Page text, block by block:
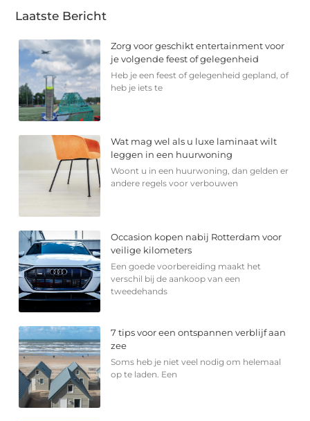
Laatste Bericht
Zorg voor geschikt entertainment voor
je volgende feest of gelegenheid
Heb je een feest of gelegenheid gepland, of
heb je iets te
Wat mag wel als u luxe laminaat wilt
leggen in een huurwoning
Woont u in een huurwoning, dan gelden er
andere regels voor verbouwen
Occasion kopen nabij Rotterdam voor
veilige kilometers
Een goede voorbereiding maakt het
verschil bij de aankoop van een
tweedehands
7 tips voor een ontspannen verblijf aan
zee
Soms heb je niet veel nodig om helemaal
op te laden. Een